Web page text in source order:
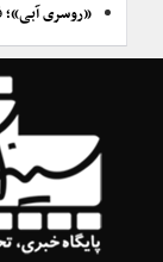
«روسری آبی»؛